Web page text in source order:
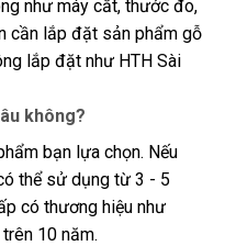
như máy cắt, thước đo,
cần lắp đặt sản phẩm gỗ
lắp đặt như HTH Sài
không?
bạn lựa chọn. Nếu
thể sử dụng từ 3 - 5
có thương hiệu như
10 năm.